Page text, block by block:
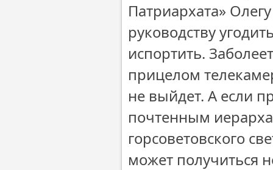
Патриархата»
руководству
испортить.
прицелом
не выйдет. А если
почтенным
горсоветовского
может получиться